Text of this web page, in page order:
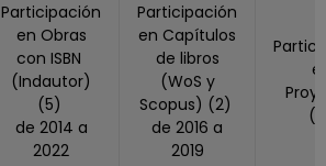
Centro de
Enseñanza para
Extranjeros
Desde 16-01-2011
hasta 15-10-2015
PROFESOR
Participación
en Obras
con ISBN
(Indautor)
(5)
de 2014 a
2022
Participación
en Capítulos
de libros
(WoS y
Scopus) (2)
de 2016 a
2019